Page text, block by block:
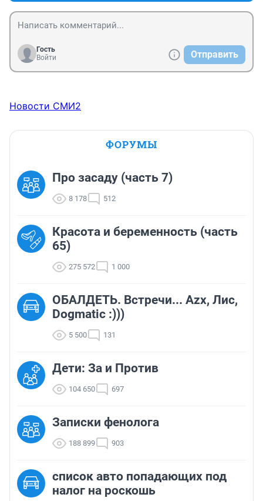
Гость
Войти
Отправить
Новости СМИ2
ФОРУМЫ
Про засаду (часть 7)
8 178 512
Красота и беременность (часть
65)
275 572 1 000
ОБАЛДЕТЬ. Встречи... Azx, Лис,
Dogmatic :)))
5 500 131
Дети: За и Против
104 650 697
Записки фенолога
188 899 903
список авто попадающих под
налог на роскошь